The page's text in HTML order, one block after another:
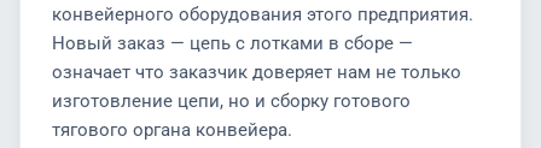
конвейерного оборудования этого предприятия.
Новый заказ — цепь с лотками в сборе —
означает что заказчик доверяет нам не только
изготовление цепи, но и сборку готового
тягового органа конвейера.